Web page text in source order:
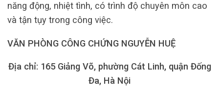
năng động, nhiệt tình, có trình độ chuyên môn cao
và tận tụy trong công việc.
VĂN PHÒNG CÔNG CHỨNG NGUYỄN HUỆ
Địa chỉ: 165 Giảng Võ, phường Cát Linh, quận Đống
Đa, Hà Nội